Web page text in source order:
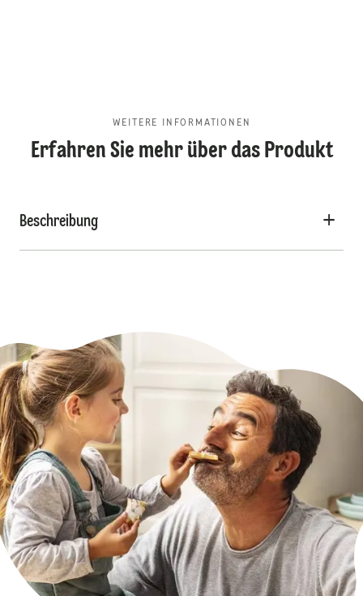
WEITERE INFORMATIONEN
Erfahren Sie mehr über das Produkt
Beschreibung